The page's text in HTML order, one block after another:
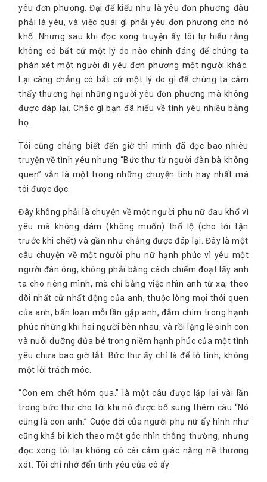
yêu đơn phương. Đại để kiểu như là yêu đơn phương đâu
phải là yêu, và việc quái gì phải yêu đơn phương cho nó
khổ. Nhưng sau khi đọc xong truyện ấy tôi tự hiểu rằng
không có bất cứ một lý do nào chính đáng để chúng ta
phán xét một người đi yêu đơn phương một người khác.
Lại càng chẳng có bất cứ một lý do gì để chúng ta cảm
thấy thương hại những người yêu đơn phương mà không
được đáp lại. Chắc gì bạn đã hiểu về tình yêu nhiều bằng
họ.
Tôi cũng chẳng biết đến giờ thì mình đã đọc bao nhiêu
truyện về tình yêu nhưng “Bức thư từ người đàn bà không
quen” vẫn là một trong những chuyện tình hay nhất mà
tôi được đọc.
Đây không phải là chuyện về một người phụ nữ đau khổ vì
yêu mà không dám (không muốn) thổ lộ (cho tới tận
trước khi chết) và gần như chẳng được đáp lại. Đây là một
câu chuyện về một người phụ nữ hạnh phúc vì yêu một
người đàn ông, không phải bằng cách chiếm đoạt lấy anh
ta cho riêng mình, mà chỉ bằng việc nhìn anh từ xa, theo
dõi nhất cử nhất động của anh, thuộc lòng mọi thói quen
của anh, bấn loạn mỗi lần gặp anh, đắm chìm trong hạnh
phúc những khi hai người bên nhau, và rồi lặng lẽ sinh con
và nuôi dưỡng đứa bé trong niềm hạnh phúc của một tình
yêu chưa bao giờ tắt. Bức thư ấy chỉ là để tỏ tình, không
một lời trách móc.
“Con em chết hôm qua.” là một câu được lặp lại vài lần
trong bức thư cho tới khi nó được bổ sung thêm câu “Nó
cũng là con anh.” Cuộc đời của người phụ nữ ấy hình như
cũng khá bi kịch theo một góc nhìn thông thường, nhưng
đọc xong tôi lại không có cái cảm giác nặng nề thương
xót. Tôi chỉ nhớ đến tình yêu của cô ấy.